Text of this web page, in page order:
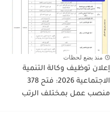
منذ بضع لحظات
إعلان توظيف وكالة التنمية
الاجتماعية 2026: فتح 378
منصب عمل بمختلف الرتب